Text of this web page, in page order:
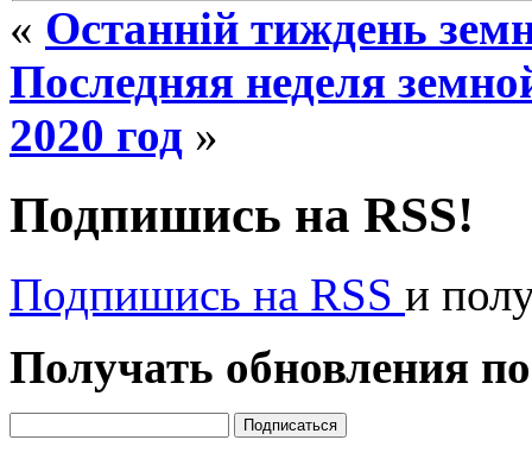
« Останній тиждень
Последняя неделя
2020 год »
Подпишись на RSS!
Подпишись на RSS и
Получать обновления